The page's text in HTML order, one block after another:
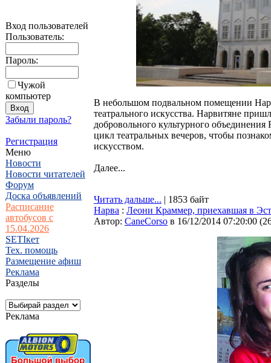
Вход пользователей
Пользователь:
Пароль:
Чужой
компьютер
Забыли пароль?
Регистрация
Меню
Новости
Новости читателей
Форум
Доска объявлений
Расписание
автобусов с
15.04.2026
SETIкет
Тех. помощь
Размещение афиш
Реклама
Разделы
Реклама
В небольшом подвальном помещении
театрального искусства. Нарвитяне
добровольного культурного
цикл театральных вечеров, чтобы
искусством.
Далее...
Читать дальше... | 1853 байт
Нарва : Лeони Краммер, приехавшая в
Автор: CaneCorso в 16/12/2014 07:20:00 (